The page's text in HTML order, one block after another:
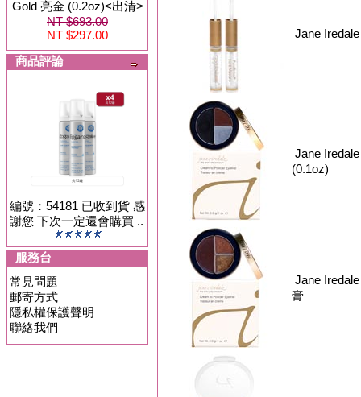
Gold 亮金 (0.2oz)<出清>
NT $693.00
NT $297.00
商品評論
編號：54181 已收到貨 感
謝您 下次一定還會購買 ..
服務台
常見問題
郵寄方式
隱私權保護聲明
聯絡我們
Jane
Jane
(0.1oz)
Jane
膏